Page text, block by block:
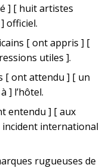
] [ huit artistes
officiel.
[ ont appris ] [
utiles ].
[ ont attendu ] [ un
] l’hôtel.
entendu ] [ aux
international
rugueuses de